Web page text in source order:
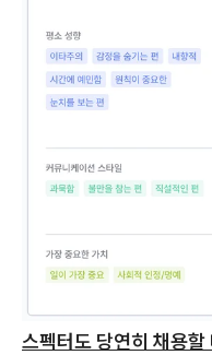
스펙터도 당연히 채용